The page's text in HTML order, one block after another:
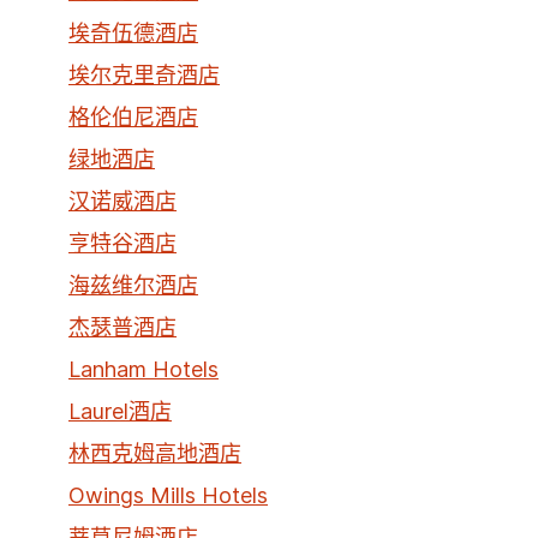
埃奇伍德酒店
埃尔克里奇酒店
格伦伯尼酒店
绿地酒店
汉诺威酒店
亨特谷酒店
海兹维尔酒店
杰瑟普酒店
Lanham Hotels
Laurel酒店
林西克姆高地酒店
Owings Mills Hotels